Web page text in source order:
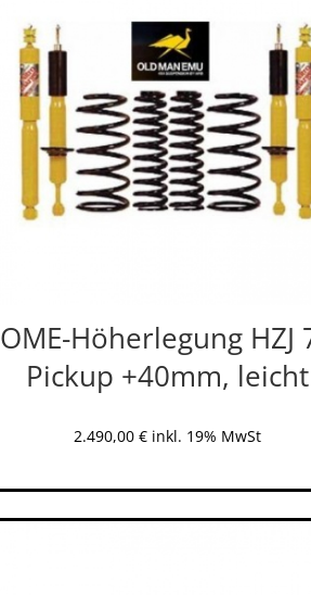
OME-Höherlegung HZJ
Pickup +40mm, leicht
2.490,00 € inkl. 19% MwSt